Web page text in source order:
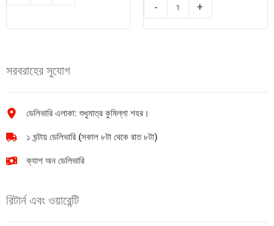
Horlicks
350gm
-
এডাল্ট
ডায়াপার
10pcs
+
সরবরাহের সুযোগ
ডেলিভারি এলাকা: শুধুমাত্র কুমিল্লা শহর।
১ ঘন্টায় ডেলিভারি (সকাল ৮টা থেকে রাত ৮টা)
ক্যাশ অন ডেলিভারি
রিটার্ন এবং ওয়ারেন্টি